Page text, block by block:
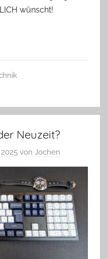
wünscht!
Neuzeit?
von Jochen